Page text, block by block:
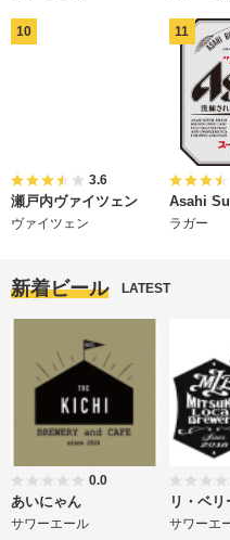
3.6
瀬戸内ヴァイツェン
ヴァイツェン
Asahi
ラガー
新着ビール LATEST
0.0
あいにゃん
サワーエール
リ・ベリ
サワーエ